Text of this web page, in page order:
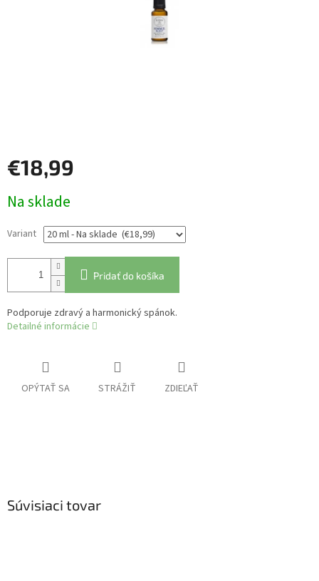
€18,99
cena:
Na sklade
Variant
Pridať do košíka
Podporuje zdravý a harmonický spánok.
Detailné informácie
OPÝTAŤ SA STRÁŽIŤ ZDIEĽAŤ
Súvisiaci tovar